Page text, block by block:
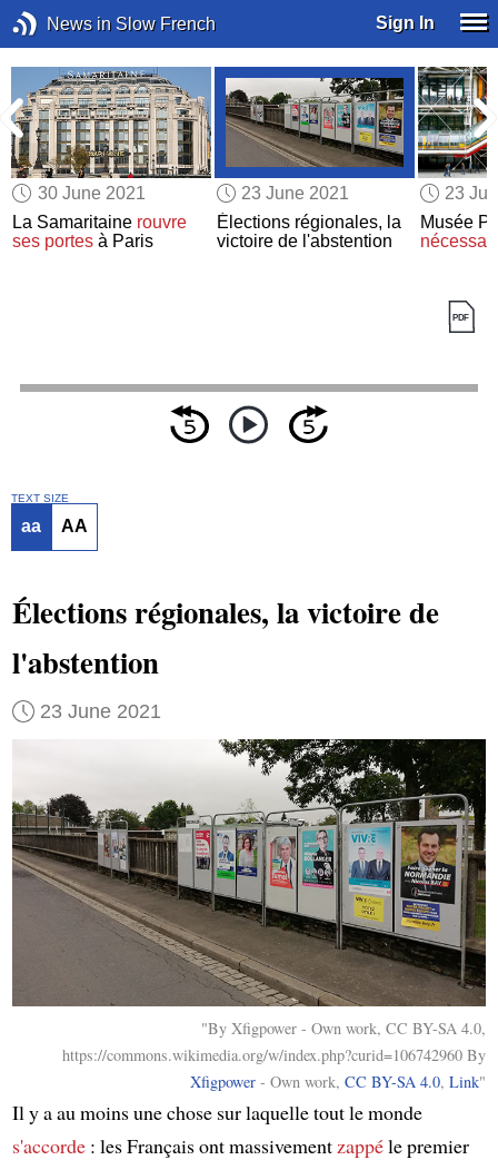
News in Slow French Sign In
30 June 2021
La Samaritaine rouvre
ses portes à Paris
23 June 2021
Élections régionales, la
victoire de l'abstention
23
Musée
TEXT SIZE
aa AA
Élections régionales, la victoire de
l'abstention
23 June 2021
"By Xfigpower - Own work, CC BY-SA 4.0,
https://commons.wikimedia.org/w/index.php?curid=106742960 By
Xfigpower -Own work,CC BY-SA 4.0,Link"
Il y a au moins une chose sur laquelle tout le monde
s'accorde: les Français ont massivementzappéle premier